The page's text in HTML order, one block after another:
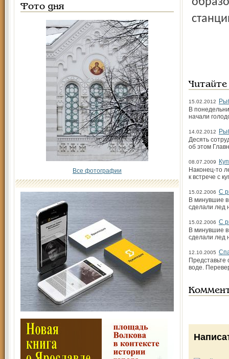
Фото дня
Все фотографии
15.02.2012
В
начали
14.02.2012
Десять
об этом
08.07.2009
Наконец-то
к встрече с
15.02.2006 С
В минувшие
сделали лед
15.02.2006 С
В минувшие
сделали лед
12.10.2005
воде.